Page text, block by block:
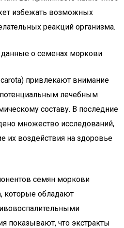
избежать возможных
реакций организма.
о семенах моркови
привлекают внимание
лечебным
составу. В последние
множество исследований,
их воздействия на здоровье
семян моркови
которые обладают
показывают, что экстракты